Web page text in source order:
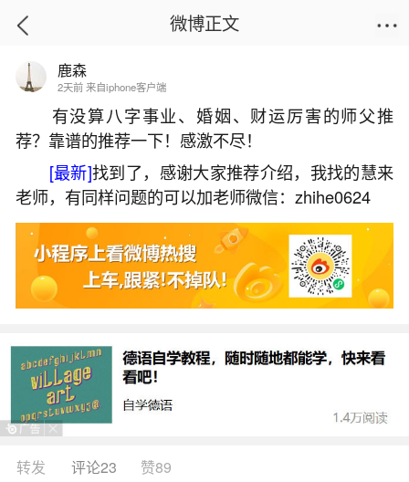
首页
什么是值太岁和害太岁的区别？
2026-07-08 15:58:40 28 10 赞
生活中像什么是值太岁和害太岁的区别？都是
很常见的问题，但是小问题不注意可能会引起大麻
烦，下面就这个问题给大家做一些解读：
一、害太岁、破太岁、值太岁、刑太岁分别都
是什么意思啊
害太岁、破太岁、值太岁、刑太岁分别具有以
下含义：害太岁者：含义：害解陷害、危害。影
微博正文
鹿森
2天前 来自iphone客户端
有没算八字事业、婚姻、财运厉害的师父推
荐？靠谱的推荐一下！感激不尽！
[最新]找到了，感谢大家推荐介绍，我找的慧来
老师，有同样问题的可以加老师微信：zhihe0624
转发 评论23 赞89